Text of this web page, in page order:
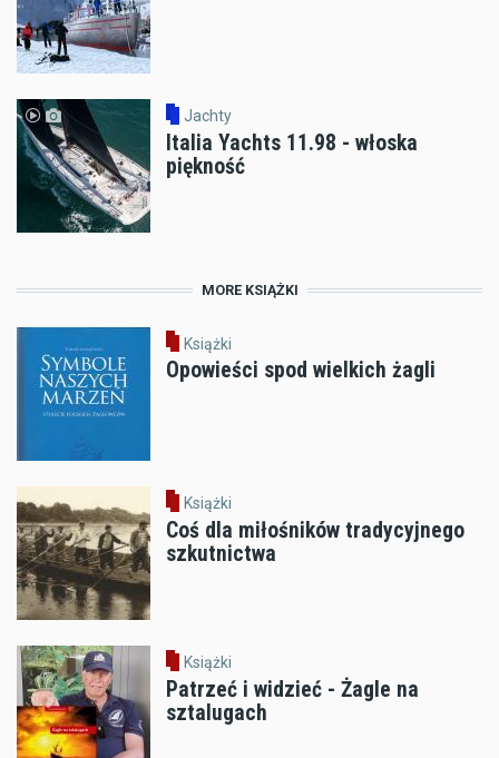
Jachty
Italia Yachts 11.98 - włoska
piękność
MORE KSIĄŻKI
Książki
Opowieści spod wielkich żagli
Książki
Coś dla miłośników tradycyjnego
szkutnictwa
Książki
Patrzeć i widzieć - Żagle na
sztalugach